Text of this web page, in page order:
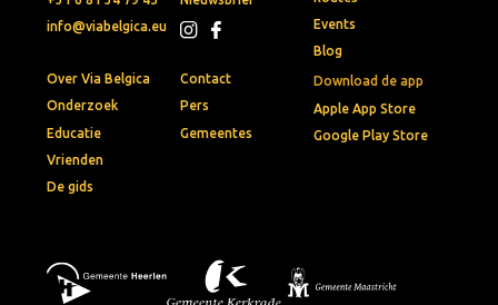
info@viabelgica.eu
Download de app
Apple App Store
Google Play Store
Events
Blog
Over Via Belgica
Onderzoek
Educatie
Vrienden
De gids
Contact
Pers
Gemeentes